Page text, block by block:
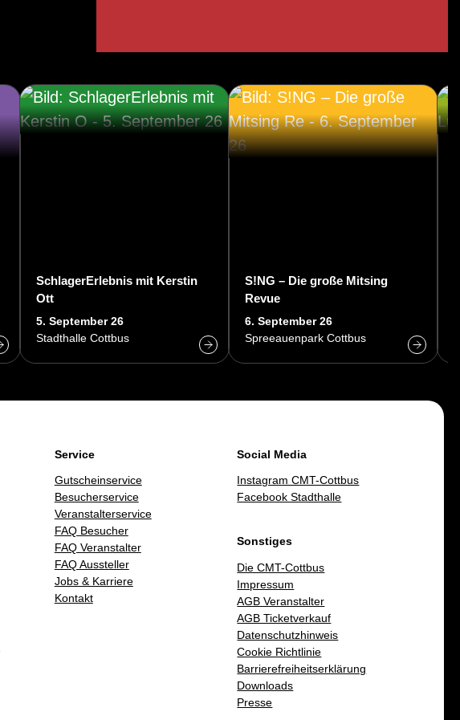
SchlagerErlebnis mit Kerstin
Ott
5. September 26
Stadthalle Cottbus
S!NG – Die große Mitsing
Revue
6. September 26
Spreeauenpark Cottbus
Service
Gutscheinservice
Besucherservice
Veranstalterservice
FAQ Besucher
FAQ Veranstalter
FAQ Aussteller
Jobs & Karriere
Kontakt
Social Media
Instagram CMT-Cottbus
Facebook Stadthalle
Sonstiges
Die CMT-Cottbus
Impressum
AGB Veranstalter
AGB Ticketverkauf
Datenschutzhinweis
Cookie Richtlinie
Barrierefreiheitserklärung
Downloads
Presse